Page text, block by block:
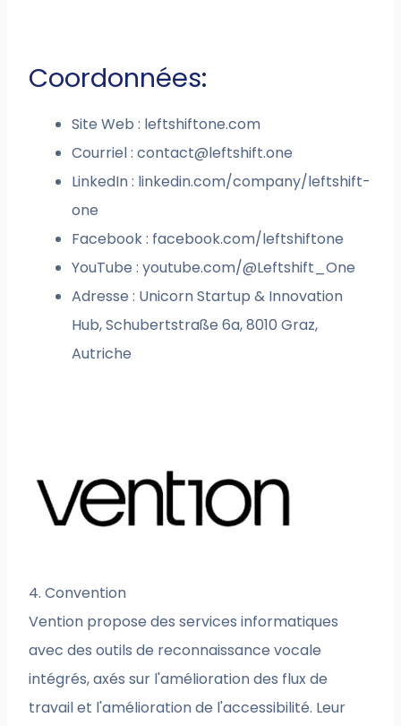
Coordonnées:
Site Web : leftshiftone.com
Courriel :contact@leftshift.one
LinkedIn : linkedin.com/company/leftshift-
one
Facebook : facebook.com/leftshiftone
YouTube : youtube.com/@Leftshift_One
Adresse : Unicorn Startup & Innovation
Hub, Schubertstraße 6a, 8010 Graz,
Autriche
4. Convention
Vention propose des services informatiques
avec des outils de reconnaissance vocale
intégrés, axés sur l'amélioration des flux de
travail et l'amélioration de l'accessibilité. Leur